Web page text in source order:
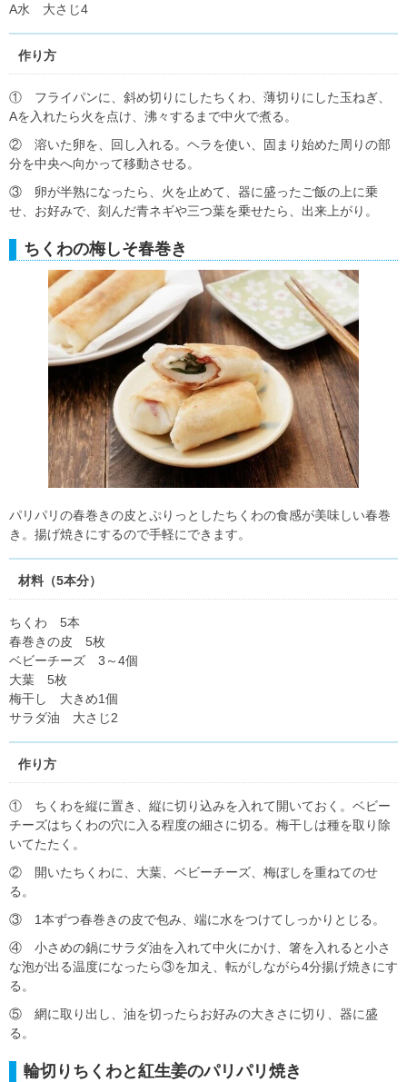
A水 大さじ4
作り方
① フライパンに、斜め切りにしたちくわ、薄切りにした玉ねぎ、
Aを入れたら火を点け、沸々するまで中火で煮る。
② 溶いた卵を、回し入れる。ヘラを使い、固まり始めた周りの部
分を中央へ向かって移動させる。
③ 卵が半熟になったら、火を止めて、器に盛ったご飯の上に乗
せ、お好みで、刻んだ青ネギや三つ葉を乗せたら、出来上がり。
ちくわの梅しそ春巻き
パリパリの春巻きの皮とぷりっとしたちくわの食感が美味しい春巻
き。揚げ焼きにするので手軽にできます。
材料（5本分）
ちくわ 5本
春巻きの皮 5枚
ベビーチーズ 3～4個
大葉 5枚
梅干し 大きめ1個
サラダ油 大さじ2
作り方
① ちくわを縦に置き、縦に切り込みを入れて開いておく。ベビー
チーズはちくわの穴に入る程度の細さに切る。梅干しは種を取り除
いてたたく。
② 開いたちくわに、大葉、ベビーチーズ、梅ぼしを重ねてのせ
る。
③ 1本ずつ春巻きの皮で包み、端に水をつけてしっかりとじる。
④ 小さめの鍋にサラダ油を入れて中火にかけ、箸を入れると小さ
な泡が出る温度になったら③を加え、転がしながら4分揚げ焼きにす
る。
⑤ 網に取り出し、油を切ったらお好みの大きさに切り、器に盛
る。
輪切りちくわと紅生姜のパリパリ焼き